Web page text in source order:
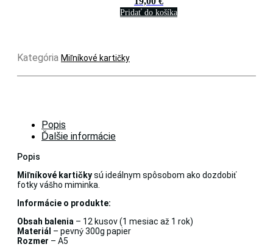
Pridať do košíka
Kategória Miľníkové kartičky
Popis
Ďalšie informácie
Popis
Miľníkové kartičkysú ideálnym spôsobom ako dozdobiť
fotky vášho miminka.
Informácie o produkte:
Obsah balenia – 12 kusov (1 mesiac až 1 rok)
Materiál – pevný 300g papier
Rozmer – A5